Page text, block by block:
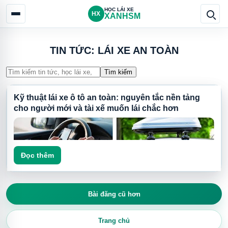
HX
HỌC LÁI XE
XANHSM
TIN TỨC: LÁI XE AN TOÀN
Tìm kiếm
Kỹ thuật lái xe ô tô an toàn: nguyên tắc nền tảng
cho người mới và tài xế muốn lái chắc hơn
Đọc thêm
Bài đăng cũ hơn
Trang chủ